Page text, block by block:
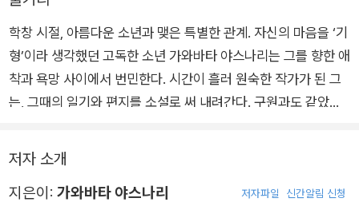
학창 시절, 아름다운 소년과 맺은 특별한 관계. 자신의 마음을 ‘기
형’이라 생각했던 고독한 소년 가와바타 야스나리는 그를 향한 애
착과 욕망 사이에서 번민한다. 시간이 흘러 원숙한 작가가 된 그
는, 그때의 일기와 편지를 소설로 써 내려간다. 구원과도 같았던
저자 소개
지은이: 가와바타 야스나리 저자파일 신간알림 신청